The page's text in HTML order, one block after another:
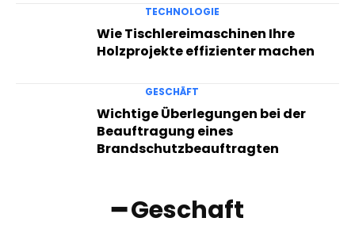
TECHNOLOGIE
Wie Tischlereimaschinen Ihre
Holzprojekte effizienter machen
GESCHÄFT
Wichtige Überlegungen bei der
Beauftragung eines
Brandschutzbeauftragten
━ Geschaft